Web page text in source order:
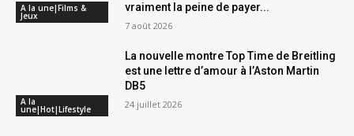
A la une|Films &
Jeux
vraiment la peine de payer...
7 août 2026
A la
une|Hot|Lifestyle
La nouvelle montre Top Time de Breitling
est une lettre d’amour à l’Aston Martin
DB5
24 juillet 2026